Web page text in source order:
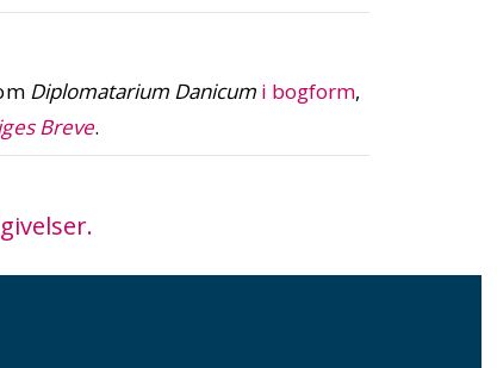
Diplomatarium Danicum i bogform,
Breve.